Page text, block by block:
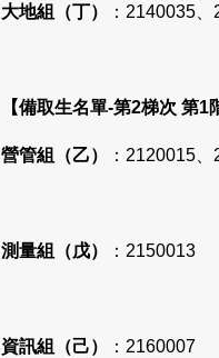
大地組（丁） ：2140035
【備取生名單-第2梯次 第1
營管組（乙） ：2120015
測量組（戊） ：2150013
資訊組（己） ：2160007